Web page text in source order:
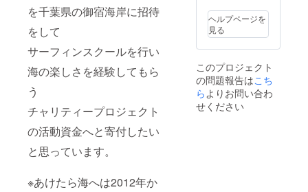
を千葉県の御宿海岸に招待
をして
サーフィンスクールを行い
海の楽しさを経験してもら
う
チャリティープロジェクト
の活動資金へと寄付したい
と思っています。
※あけたら海へは2012年か
つい
て：10
万円の
ご支援
方、企
業様の
お名
前、会
社名(ロ
ヘルプページを
見る
このプロジェクト
の問題報告はこち
ら よりお問い合わ
せください